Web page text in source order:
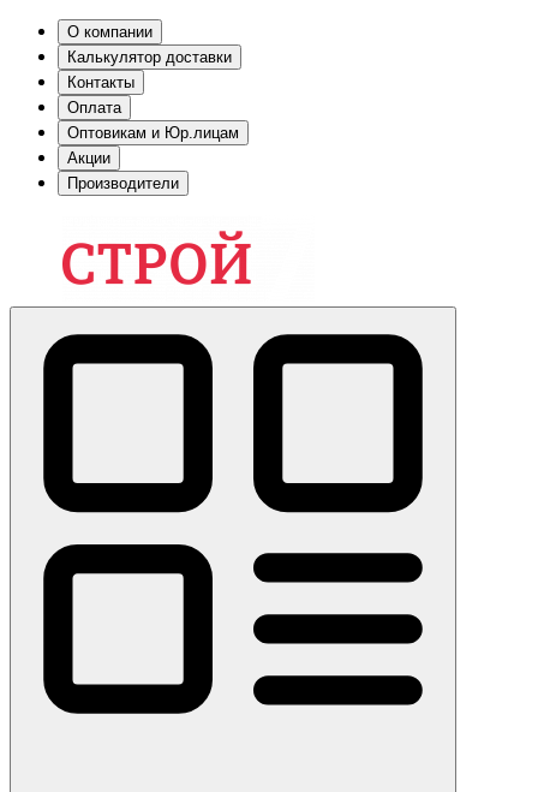
О компании
Калькулятор доставки
Контакты
Оплата
Оптовикам и Юр.лицам
Акции
Производители